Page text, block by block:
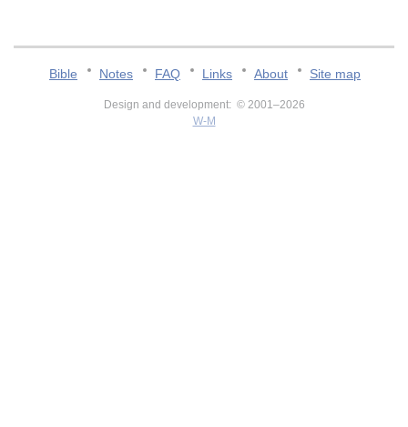
Bible Notes FAQ Links About Site map
Design and development: © 2001–2026
W-M